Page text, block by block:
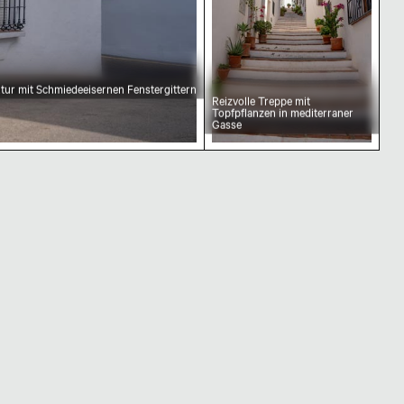
mit Schmiedeeisernen Fenstergittern
Reizvolle Treppe mit
Topfpflanzen in mediterraner
Gasse
Dorf